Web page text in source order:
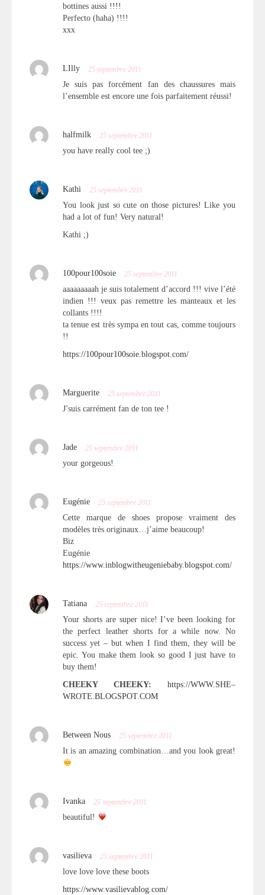
bottines aussi !!!!
Perfecto (haha) !!!!
xxx
LIlly 25 septembre 2011
Je suis pas forcément fan des chaussures mais
l’ensemble est encore une fois parfaitement réussi!
halfmilk 25 septembre 2011
you have really cool tee ;)
Kathi 25 septembre 2011
You look just so cute on those pictures! Like you
had a lot of fun! Very natural!
Kathi ;)
100pour100soie 25 septembre 2011
aaaaaaaaah je suis totalement d’accord !!! vive l’été
indien !!! veux pas remettre les manteaux et les
collants !!!!
ta tenue est très sympa en tout cas, comme toujours
!!
https://100pour100soie.blogspot.com/
Marguerite 25 septembre 2011
J’suis carrément fan de ton tee !
Jade 25 septembre 2011
your gorgeous!
Eugénie 25 septembre 2011
Cette marque de shoes propose vraiment des
modèles très originaux…j’aime beaucoup!
Biz
Eugénie
https://www.inblogwitheugeniebaby.blogspot.com/
Tatiana 25 septembre 2011
Your shorts are super nice! I’ve been looking for
the perfect leather shorts for a while now. No
success yet – but when I find them, they will be
epic. You make them look so good I just have to
buy them!
CHEEKY CHEEKY: https://WWW.SHE–
WROTE.BLOGSPOT.COM
Between Nous 25 septembre 2011
It is an amazing combination…and you look great!
Ivanka 25 septembre 2011
beautiful!
vasilieva 25 septembre 2011
love love love these boots
https://www.vasilievablog.com/